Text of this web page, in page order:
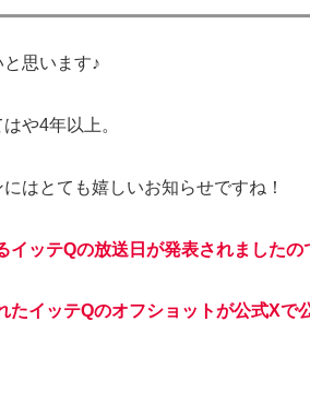
思います♪
や4年以上。
はとても嬉しいお知らせですね！
イッテQの放送日が発表されましたの
イッテQのオフショットが公式Xで